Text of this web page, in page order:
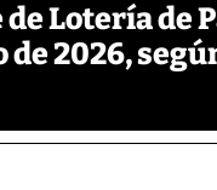
Lotería de
de 2026,